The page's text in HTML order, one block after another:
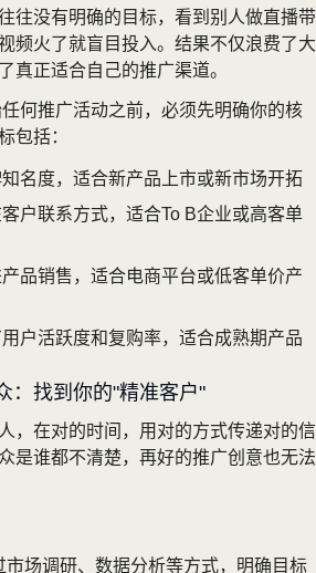
往没有明确的目标，看到别人做直播带
频火了就盲目投入。结果不仅浪费了大
真正适合自己的推广渠道。
任何推广活动之前，必须先明确你的核
包括：
名度，适合新产品上市或新市场开拓
户联系方式，适合To B企业或高客单
品销售，适合电商平台或低客单价产
户活跃度和复购率，适合成熟期产品
：找到你的"精准客户"
，在对的时间，用对的方式传递对的信
是谁都不清楚，再好的推广创意也无法
市场调研、数据分析等方式，明确目标